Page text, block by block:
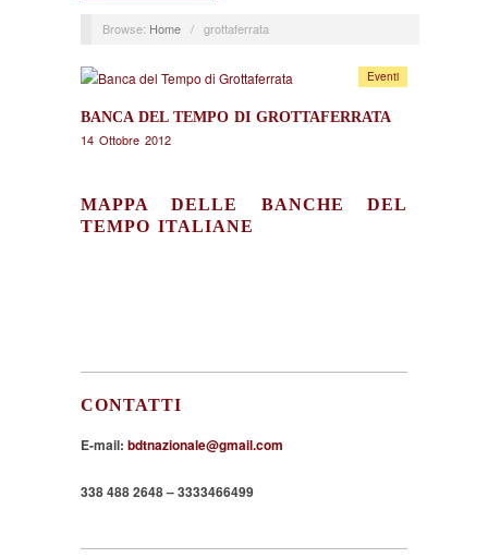
Browse: Home / grottaferrata
BANCA DEL TEMPO DI GROTTAFERRATA
14 Ottobre 2012
Eventi
MAPPA DELLE BANCHE DEL
TEMPO ITALIANE
CONTATTI
E-mail: bdtnazionale@gmail.com
338 488 2648 – 3333466499